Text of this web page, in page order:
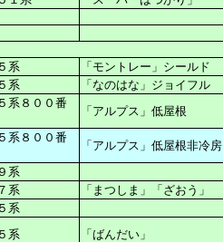
系 「モントレー」シールド
系
「なのはな」ジョイフル
系８００番
「アルプス」低屋根
系８００番
「アルプス」低屋根非冷房
系
系
「まつしま」「ざおう」
系
系
「ばんだい」